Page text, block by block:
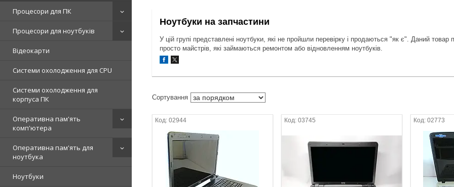
Процесори для ПК
Процесори для ноутбуків
Відеокарти
Системи охолодження для CPU
Системи охолодження для
корпуса ПК
Оперативна пам'ять
комп'ютера
Оперативна пам'ять для
ноутбука
Ноутбуки
Ноутбуки на запчастини
У цій групі представлені ноутбуки, які не пройшли перевірку і продаються "як є". Даний
просто майстрів, які займаються ремонтом або відновленням ноутбуків.
02944 03745 02773